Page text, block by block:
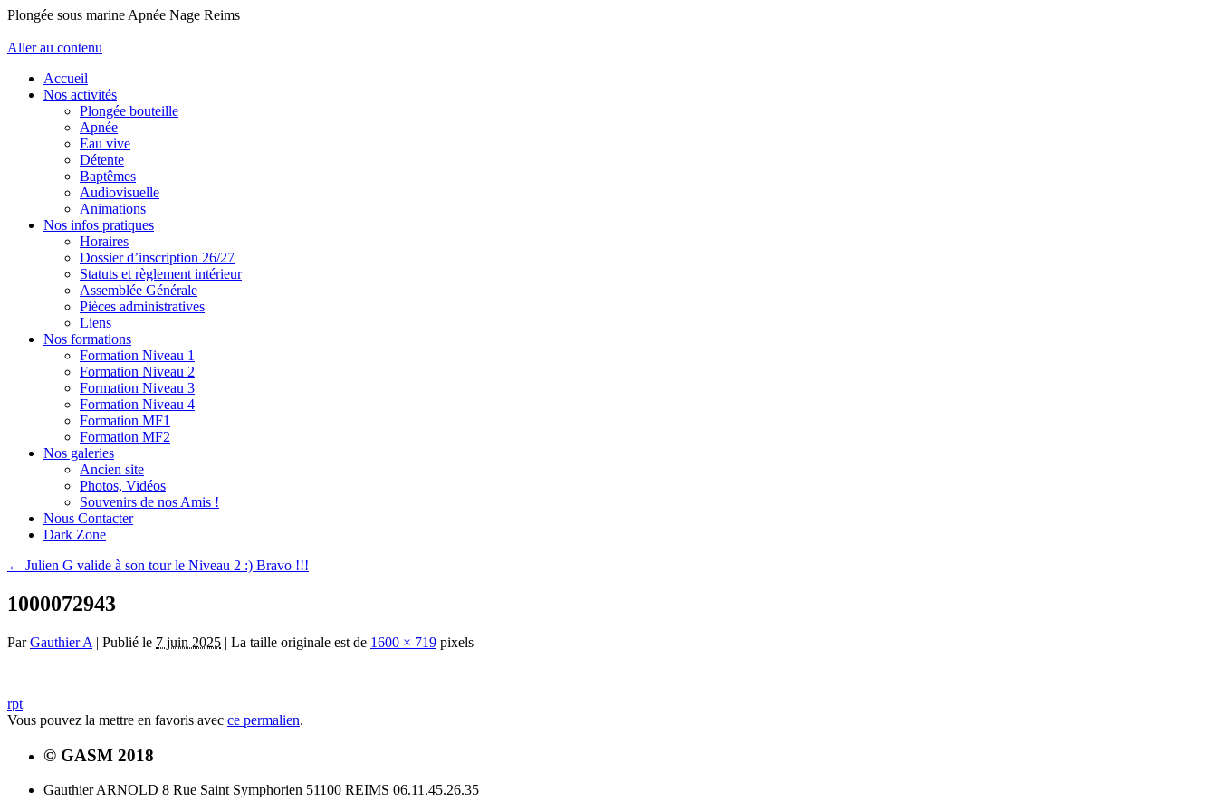
Plongée sous marine Apnée Nage Reims
Aller au contenu
Accueil
Nos activités
Plongée bouteille
Apnée
Eau vive
Détente
Baptêmes
Audiovisuelle
Animations
Nos infos pratiques
Horaires
Dossier d’inscription 26/27
Statuts et règlement intérieur
Assemblée Générale
Pièces administratives
Liens
Nos formations
Formation Niveau 1
Formation Niveau 2
Formation Niveau 3
Formation Niveau 4
Formation MF1
Formation MF2
Nos galeries
Ancien site
Photos, Vidéos
Souvenirs de nos Amis !
Nous Contacter
Dark Zone
← Julien G valide à son tour le Niveau 2 :) Bravo !!!
1000072943
Par Gauthier A | Publié le 7 juin 2025 | La taille originale est de 1600 × 719 pixels
rpt
Vous pouvez la mettre en favoris avec ce permalien.
© GASM 2018
Gauthier ARNOLD 8 Rue Saint Symphorien 51100 REIMS 06.11.45.26.35